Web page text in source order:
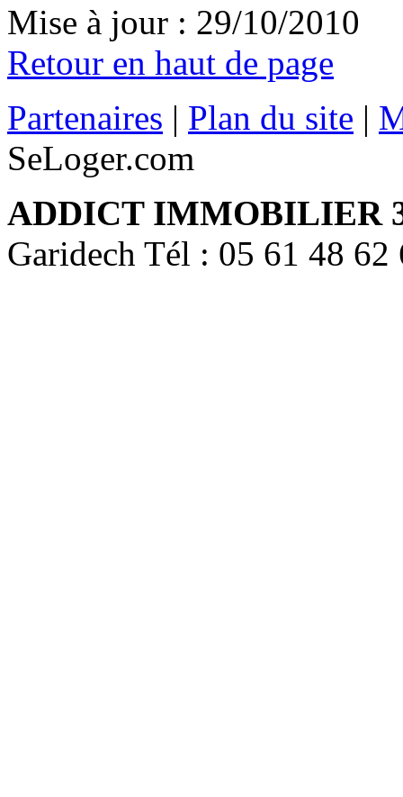
Mise à jour : 29/10/2010
Retour en haut de page
Partenaires | Plan du site |
SeLoger.com
ADDICT IMMOBILIER
Garidech Tél : 05 61 48 62